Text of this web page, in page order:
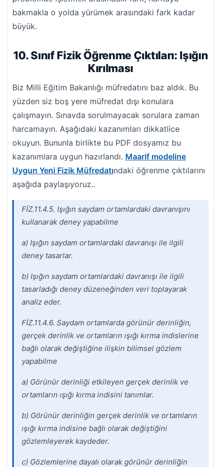
bakmakla o yolda yürümek arasındaki fark kadar
büyük.
10. Sınıf Fizik Öğrenme Çıktıları: Işığın
Kırılması
Biz Milli Eğitim Bakanlığı müfredatını baz aldık. Bu
yüzden siz boş yere müfredat dışı konulara
çalışmayın. Sınavda sorulmayacak sorulara zaman
harcamayın. Aşağıdaki kazanımları dikkatlice
okuyun. Bununla birlikte bu PDF dosyamız bu
kazanımlara uygun hazırlandı. Maarif modeline
Uygun Yeni Fizik Müfredatındaki öğrenme çıktılarını
aşağıda paylaşıyoruz..
FİZ.11.4.5. Işığın saydam ortamlardaki davranışını
kullanarak deney yapabilme
a) Işığın saydam ortamlardaki davranışı ile ilgili
deney tasarlar.
b) Işığın saydam ortamlardaki davranışı ile ilgili
tasarladığı deney düzeneğinden veri toplayarak
analiz eder.
FİZ.11.4.6. Saydam ortamlarda görünür derinliğin,
gerçek derinlik ve ortamların ışığı kırma indislerine
bağlı olarak değiştiğine ilişkin bilimsel gözlem
yapabilme
a) Görünür derinliği etkileyen gerçek derinlik ve
ortamların ışığı kırma indisini tanımlar.
b) Görünür derinliğin gerçek derinlik ve ortamların
ışığı kırma indisine bağlı olarak değiştiğini
gözlemleyerek kaydeder.
c) Gözlemlerine dayalı olarak görünür derinliğin